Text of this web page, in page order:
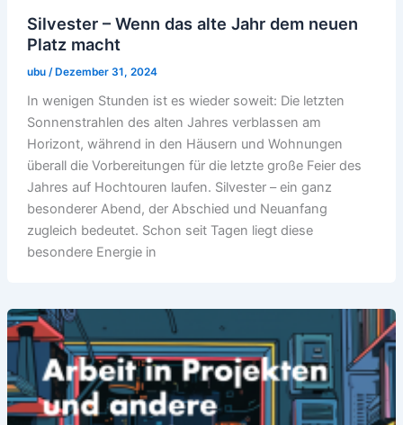
Silvester – Wenn das alte Jahr dem neuen
Platz macht
ubu /Dezember 31, 2024
In wenigen Stunden ist es wieder soweit: Die letzten
Sonnenstrahlen des alten Jahres verblassen am
Horizont, während in den Häusern und Wohnungen
überall die Vorbereitungen für die letzte große Feier des
Jahres auf Hochtouren laufen. Silvester – ein ganz
besonderer Abend, der Abschied und Neuanfang
zugleich bedeutet. Schon seit Tagen liegt diese
besondere Energie in